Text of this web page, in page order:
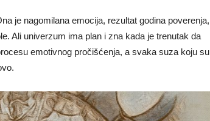
je nagomilana emocija, rezultat godina poverenja,
Ali univerzum ima plan i zna kada je trenutak da
emotivnog pročišćenja, a svaka suza koju su